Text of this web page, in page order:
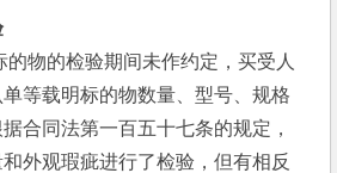
物的检验期间未作约定，买受人
等载明标的物数量、型号、规格
合同法第一百五十七条的规定，
外观瑕疵进行了检验，但有相反